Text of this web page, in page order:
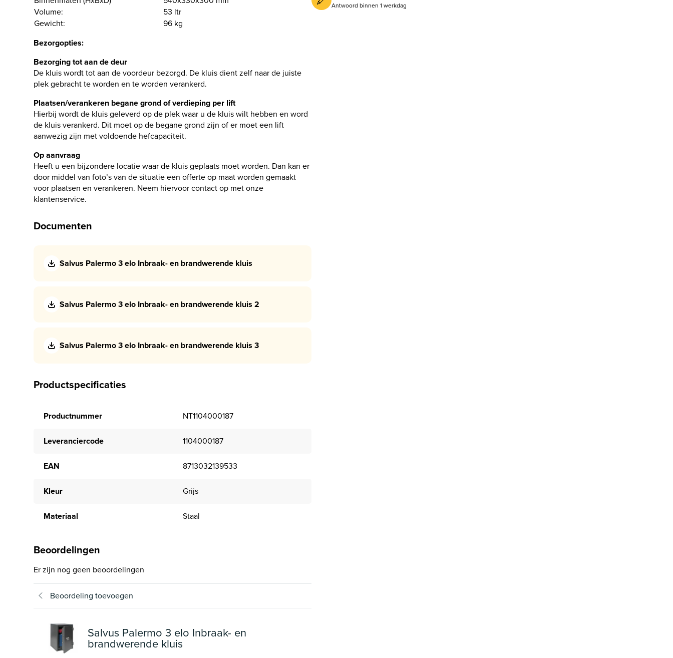
Volume:
53 ltr
Gewicht:
96 kg
Bezorgopties:
Bezorging tot aan de deur
De kluis wordt tot aan de voordeur bezorgd. De kluis dient zelf naar de juiste
plek gebracht te worden en te worden verankerd.
Plaatsen/verankeren begane grond of verdieping per lift
Hierbij wordt de kluis geleverd op de plek waar u de kluis wilt hebben en word
de kluis verankerd. Dit moet op de begane grond zijn of er moet een lift
aanwezig zijn met voldoende hefcapaciteit.
Op aanvraag
Heeft u een bijzondere locatie waar de kluis geplaats moet worden. Dan kan er
door middel van foto’s van de situatie een offerte op maat worden gemaakt
voor plaatsen en verankeren. Neem hiervoor contact op met onze
klantenservice.
Documenten
Salvus Palermo 3 elo Inbraak- en brandwerende kluis
Salvus Palermo 3 elo Inbraak- en brandwerende kluis 2
Salvus Palermo 3 elo Inbraak- en brandwerende kluis 3
Productspecificaties
Productnummer NT1104000187
Leveranciercode 1104000187
EAN 8713032139533
Kleur Grijs
Materiaal Staal
Beoordelingen
Er zijn nog geen beoordelingen
Beoordeling toevoegen
Salvus Palermo 3 elo Inbraak- en
brandwerende kluis
Antwoord binnen 1 werkdag